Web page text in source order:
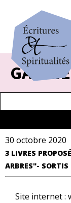
30 octobre 2020
3 LIVRES
ARBRES"- SORTIS
Site internet :